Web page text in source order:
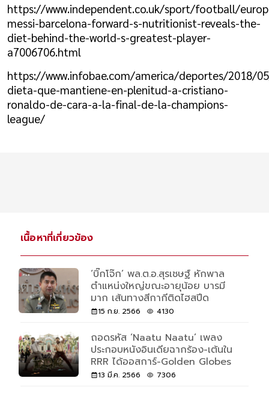
https://www.independent.co.uk/sport/football/
messi-barcelona-forward-s-nutritionist-reveals-the-
diet-behind-the-world-s-greatest-player-
a7006706.html
https://www.infobae.com/america/deportes/2018/
dieta-que-mantiene-en-plenitud-a-cristiano-
ronaldo-de-cara-a-la-final-de-la-champions-
league/
เนื้อหาที่เกี่ยวข้อง
‘บิ๊กโจ๊ก’ พล.ต.อ.สุรเชษฐ์ หักพาล
ตำแหน่งใหญ่ขณะอายุน้อย บารมี
มาก เส้นทางสีกากีติดไฮสปีด
15 ก.ย. 2566 4130
ถอดรหัส ‘Naatu Naatu’ เพลง
ประกอบหนังอินเดียฉากร้อง-เต้นใน
RRR ได้ออสการ์-Golden Globes
13 มี.ค. 2566 7306